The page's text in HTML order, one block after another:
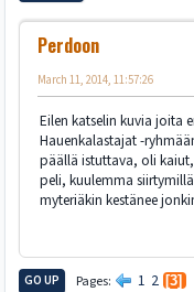
Perdoon
March 11, 2014, 11:57:26
Eilen katselin kuvia joita
Hauenkalastajat -
päällä istuttava, oli
peli, kuulemma
myteriäkin kestänee
GO UP Pages 1 2 3